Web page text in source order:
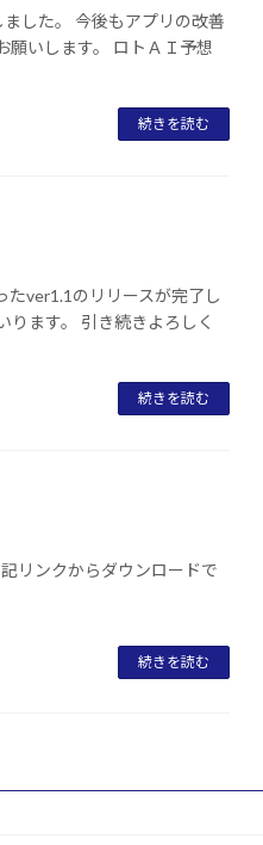
した。 今後もアプリの改善
願いします。 ロトＡＩ予想
続きを読む
ver1.1のリリースが完了し
ります。 引き続きよろしく
続きを読む
リンクからダウンロードで
続きを読む